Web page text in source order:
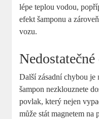
lépe teplou vodou,
efekt šamponu a
vozu.
Další zásadní chybou je
šampon nezklouznete
povlak, který nejen
může stát magnetem na